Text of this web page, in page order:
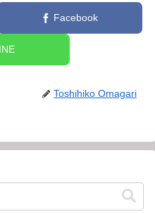
Facebook
Toshihiko Omagari